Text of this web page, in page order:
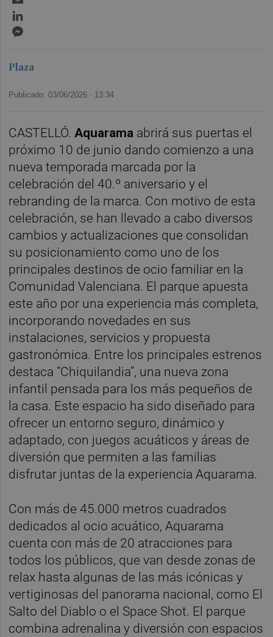
Plaza
Publicado: 03/06/2026 · 13:34
CASTELLÓ. Aquarama abrirá sus puertas el
próximo 10 de junio dando comienzo a una
nueva temporada marcada por la
celebración del 40.º aniversario y el
rebranding de la marca. Con motivo de esta
celebración, se han llevado a cabo diversos
cambios y actualizaciones que consolidan
su posicionamiento como uno de los
principales destinos de ocio familiar en la
Comunidad Valenciana. El parque apuesta
este año por una experiencia más completa,
incorporando novedades en sus
instalaciones, servicios y propuesta
gastronómica. Entre los principales estrenos
destaca “Chiquilandia”, una nueva zona
infantil pensada para los más pequeños de
la casa. Este espacio ha sido diseñado para
ofrecer un entorno seguro, dinámico y
adaptado, con juegos acuáticos y áreas de
diversión que permiten a las familias
disfrutar juntas de la experiencia Aquarama.
Con más de 45.000 metros cuadrados
dedicados al ocio acuático, Aquarama
cuenta con más de 20 atracciones para
todos los públicos, que van desde zonas de
relax hasta algunas de las más icónicas y
vertiginosas del panorama nacional, como El
Salto del Diablo o el Space Shot. El parque
combina adrenalina y diversión con espacios